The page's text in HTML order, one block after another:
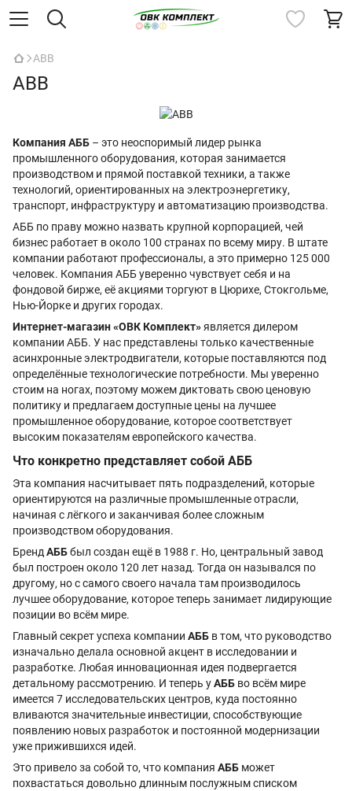
ABB
ABB
Компания АББ – это неоспоримый лидер рынка
промышленного оборудования, которая занимается
производством и прямой поставкой техники, а также
технологий, ориентированных на электроэнергетику,
транспорт, инфраструктуру и автоматизацию производства.
АББ по праву можно назвать крупной корпорацией, чей
бизнес работает в около 100 странах по всему миру. В штате
компании работают профессионалы, а это примерно 125 000
человек. Компания АББ уверенно чувствует себя и на
фондовой бирже, её акциями торгуют в Цюрихе, Стокгольме,
Нью-Йорке и других городах.
Интернет-магазин «ОВК Комплект»является дилером
компании АББ. У нас представлены только качественные
асинхронные электродвигатели, которые поставляются под
определённые технологические потребности. Мы уверенно
стоим на ногах, поэтому можем диктовать свою ценовую
политику и предлагаем доступные цены на лучшее
промышленное оборудование, которое соответствует
высоким показателям европейского качества.
Что конкретно представляет собой АББ
Эта компания насчитывает пять подразделений, которые
ориентируются на различные промышленные отрасли,
начиная с лёгкого и заканчивая более сложным
производством оборудования.
Бренд АББбыл создан ещё в 1988 г. Но, центральный завод
был построен около 120 лет назад. Тогда он назывался по
другому, но с самого своего начала там производилось
лучшее оборудование, которое теперь занимает лидирующие
позиции во всём мире.
Главный секрет успеха компании АББ в том, что руководство
изначально делала основной акцент в исследовании и
разработке. Любая инновационная идея подвергается
детальному рассмотрению. И теперь уАББ во всём мире
имеется 7 исследовательских центров, куда постоянно
вливаются значительные инвестиции, способствующие
появлению новых разработок и постоянной модернизации
уже прижившихся идей.
Это привело за собой то, что компания АББ может
похвастаться довольно длинным послужным списком